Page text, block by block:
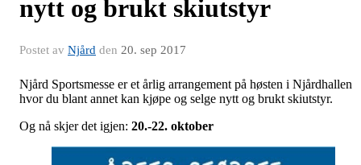
nytt og brukt skiutstyr
Postet av Njård den 20. sep 2017
Njård Sportsmesse er et årlig arrangement på høsten i Njårdhallen
hvor du blant annet kan kjøpe og selge nytt og brukt skiutstyr.
Og nå skjer det igjen: 20.-22. oktober